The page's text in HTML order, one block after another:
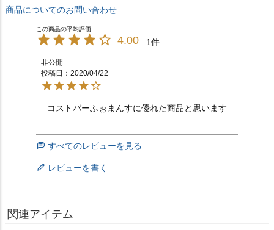
商品についてのお問い合わせ
4.00 1
非公開
投稿日
2020/04/22
コストパーふぉまんすに優れた商品と思います
すべてのレビューを見る
レビューを書く
関連アイテム